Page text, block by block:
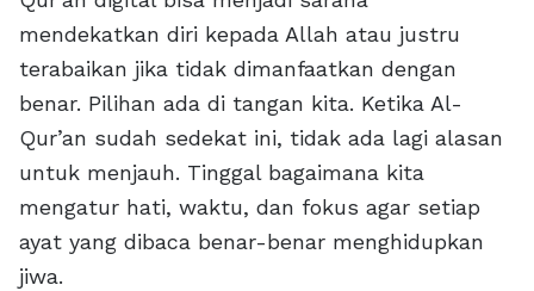
mendekatkan diri kepada Allah atau justru
terabaikan jika tidak dimanfaatkan dengan
benar. Pilihan ada di tangan kita. Ketika Al-
Qur’an sudah sedekat ini, tidak ada lagi alasan
untuk menjauh. Tinggal bagaimana kita
mengatur hati, waktu, dan fokus agar setiap
ayat yang dibaca benar-benar menghidupkan
jiwa.